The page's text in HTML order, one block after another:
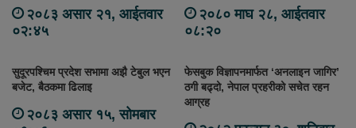
२०८३ असार २१, आईतवार
०२:४५
२०८० माघ २८, आईतवार
०८:२०
सुदूरपश्चिम प्रदेश सभामा अझै टेबुल भएन
बजेट, बैठकमा ढिलाइ
२०८३ असार १५, सोमबार
फेसबुक विज्ञापनमार्फत ‘अनलाइन जागिर’
ठगी बढ्दो, नेपाल प्रहरीको सचेत रहन
आग्रह